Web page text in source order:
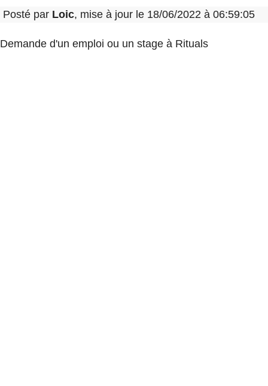
Posté par Loic, mise à jour le 18/06/2022 à 06:59:05
Demande d'un emploi ou un stage à Rituals